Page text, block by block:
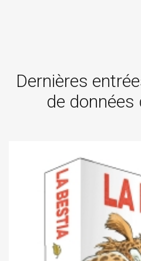
Dernières
de données